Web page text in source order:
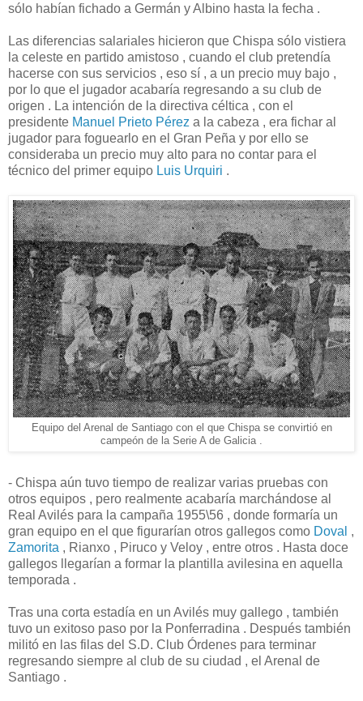
sólo habían fichado a Germán y Albino hasta la fecha .
Las diferencias salariales hicieron que Chispa sólo vistiera
la celeste en partido amistoso , cuando el club pretendía
hacerse con sus servicios , eso sí , a un precio muy bajo ,
por lo que el jugador acabaría regresando a su club de
origen . La intención de la directiva céltica , con el
presidente Manuel Prieto Pérez a la cabeza , era fichar al
jugador para foguearlo en el Gran Peña y por ello se
consideraba un precio muy alto para no contar para el
técnico del primer equipo Luis Urquiri .
Equipo del Arenal de Santiago con el que Chispa se convirtió en
campeón de la Serie A de Galicia .
- Chispa aún tuvo tiempo de realizar varias pruebas con
otros equipos , pero realmente acabaría marchándose al
Real Avilés para la campaña 1955\56 , donde formaría un
gran equipo en el que figurarían otros gallegos como Doval ,
Zamorita , Rianxo , Piruco y Veloy , entre otros . Hasta doce
gallegos llegarían a formar la plantilla avilesina en aquella
temporada .
Tras una corta estadía en un Avilés muy gallego , también
tuvo un exitoso paso por la Ponferradina . Después también
militó en las filas del S.D. Club Órdenes para terminar
regresando siempre al club de su ciudad , el Arenal de
Santiago .